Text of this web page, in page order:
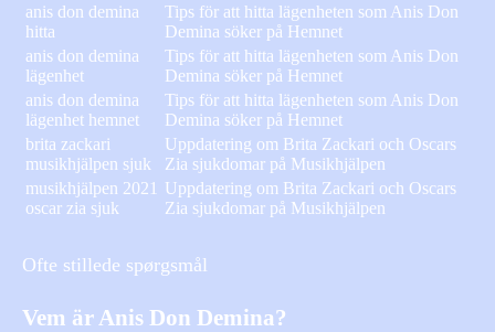
anis don demina
hitta
Tips för att hitta lägenheten som Anis Don
Demina söker på Hemnet
anis don demina
lägenhet
Tips för att hitta lägenheten som Anis Don
Demina söker på Hemnet
anis don demina
lägenhet hemnet
Tips för att hitta lägenheten som Anis Don
Demina söker på Hemnet
brita zackari
musikhjälpen sjuk
Uppdatering om Brita Zackari och Oscars
Zia sjukdomar på Musikhjälpen
musikhjälpen 2021
oscar zia sjuk
Uppdatering om Brita Zackari och Oscars
Zia sjukdomar på Musikhjälpen
Ofte stillede spørgsmål
Vem är Anis Don Demina?